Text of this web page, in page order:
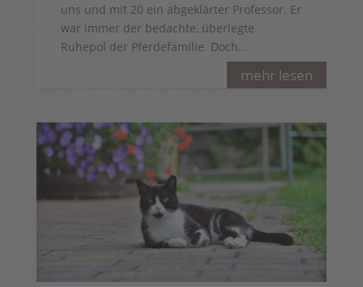
mehr lesen
uns und mit 20 ein abgeklärter Professor. Er
war immer der bedachte, überlegte
Ruhepol der Pferdefamilie. Doch...